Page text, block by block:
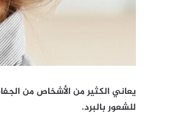
يعاني الكثير من الأشخاص من
للشعور بالبرد.